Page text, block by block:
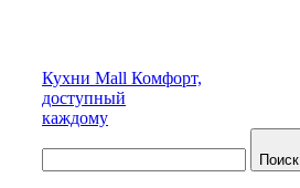
Кухни Mall Комфорт,
доступный
каждому
Поиск